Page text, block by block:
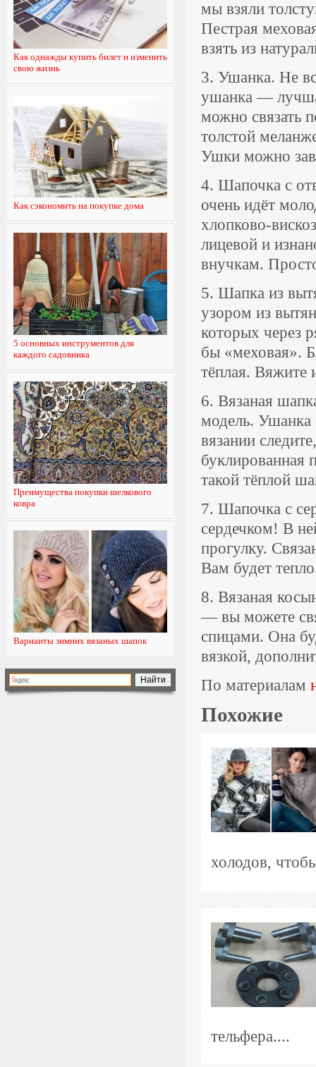
Как однажды купить билет и изменить
свою жизнь
Как сэкономить на покупке дома
5 основных инструментов для
каждого садовника
Преимущества покупки шелкового
ковра
Варианты зимних вязаных шапок
мы взяли
Пестрая
взять из
3. Ушанка. Не
ушанка —
можно связать
толстой
Ушки можно
4. Шапочка с
очень идёт
хлопково-
лицевой и
внучкам.
5. Шапка из
узором из
которых через
бы «меховая».
тёплая. Вяжите
6. Вязаная
модель. Ушанка
вязании
буклированная
такой тёплой
7. Шапочка с
сердечком! В
прогулку.
Вам будет
8. Вязаная
— вы можете
спицами. Она
вязкой,
По материалам
Похожие
холодов,
тельфера....